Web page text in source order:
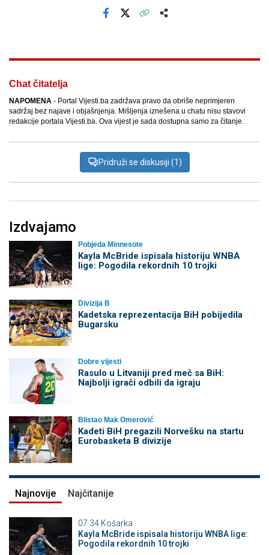
Chat čitatelja
NAPOMENA - Portal Vijesti.ba zadržava pravo da obriše neprimjeren
sadržaj bez najave i objašnjenja. Mišljenja iznešena u chatu nisu stavovi
redakcije portala Vijesti.ba. Ova vijest je sada dostupna samo za čitanje.
Pridruži se diskusiji (1)
Izdvajamo
Pobjeda Minnesote
Kayla McBride ispisala historiju WNBA
lige: Pogodila rekordnih 10 trojki
Divizija B
Kadetska reprezentacija BiH pobijedila
Bugarsku
Dobre vijesti
Rasulo u Litvaniji pred meč sa BiH:
Najbolji igrači odbili da igraju
Blistao Mak Omerović
Kadeti BiH pregazili Norvešku na startu
Eurobasketa B divizije
Najnovije Najčitanije
07:34 Košarka
Kayla McBride ispisala historiju WNBA lige:
Pogodila rekordnih 10 trojki